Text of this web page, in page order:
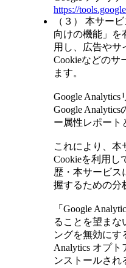
https://
（３） 本サー
向けの機能」を
用し、広告やサ
Cookieなどのサ
ます。
Google
Google
ー属性レポート
これにより、本
Cookieを利用し
歴・本サービス
握するための分
「Google
ることを望まな
ングを無効にす
Analytics オプ
ンストールされ